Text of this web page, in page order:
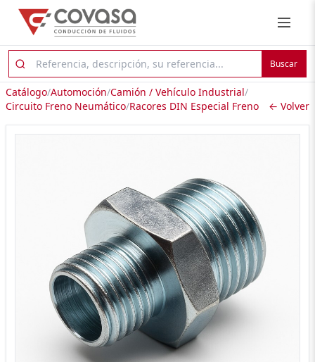
Buscar
Catálogo/Automoción/Camión / Vehículo Industrial/
Circuito Freno Neumático/Racores DIN Especial Freno ← Volver